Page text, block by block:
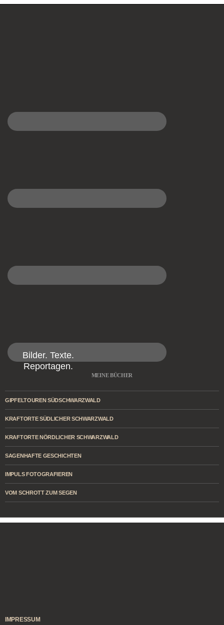
Bilder. Texte.
Reportagen.
MEINE BÜCHER
GIPFELTOUREN SÜDSCHWARZWALD
KRAFTORTE SÜDLICHER SCHWARZWALD
KRAFTORTE NÖRDLICHER SCHWARZWALD
SAGENHAFTE GESCHICHTEN
IMPULS FOTOGRAFIEREN
VOM SCHROTT ZUM SEGEN
IMPRESSUM